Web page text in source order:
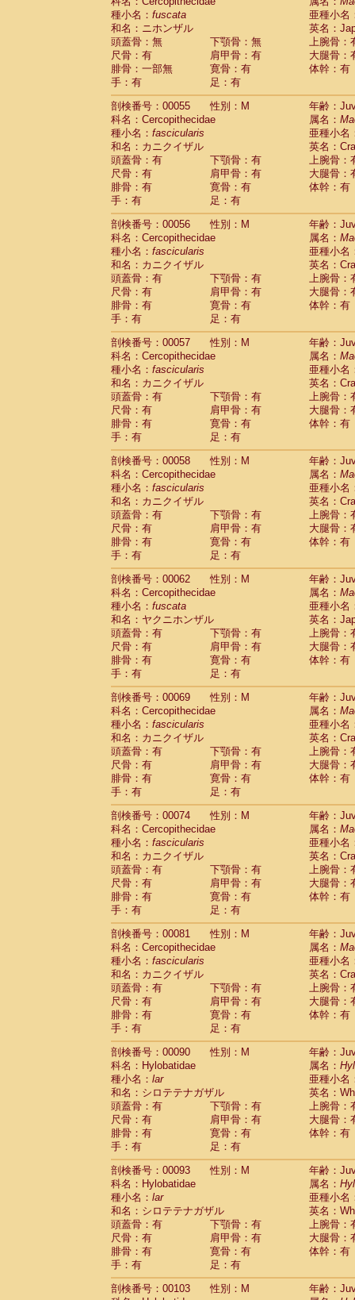
Cercopithecidae Macaca mulatta(47)
Cercopithecidae Macaca nemestrina(3)
Cercopithecidae Macaca nigra(1)
CercopithecidaeMacaca radiata(8)
CercopithecidaeMacaca silenus(1)
CercopithecidaeMacaca sinica (0)
CercopithecidaeMacaca sylvanus
CercopithecidaeMacaca thibetana (0)
Cercopithecidae Macaca tonkeana (0)
Cercopithecidae hybrid(1)
Cercopithecidae (0)
CercopithecidaeAllenopithecus
CercopithecidaeCercopithecus
CercopithecidaeCercopithecus
CercopithecidaeCercopithecus
CercopithecidaeCercopithecus diana
CercopithecidaeCercopithecus
Cercopithecidae
Cercopithecus
Cercopithecidae
Cercopithecus mitis
CercopithecidaeCercopithecus mitis
CercopithecidaeCercopithecus mitis
CercopithecidaeCercopithecus mona
CercopithecidaeCercopithecus
CercopithecidaeCercopithecus
CercopithecidaeCercopithecus
Cercopithecidae
Cercopithecusspp.(0)
Cercopithecidae
Chlorocebus
CercopithecidaeChlorocebus
CercopithecidaeErythrocebus patas
CercopithecidaeMiopithecus talapoin
CercopithecidaeCercopithecinae spp.
CercopithecidaeColobus angolensis
CercopithecidaeColobus guereza (0)
Cercopithecidae Colobus polykomos
Cercopithecidae Piliocolobus badius
Cercopithecidae Kasi senex vetulus(0)
CercopithecidaeKasi senex
CercopithecidaeNasalis larvatus(0)
CercopithecidaePresbytes
CercopithecidaePygathrix nemaeus
CercopithecidaeSemnopithecus
Cercopithecidae
Trachypithecus
Cercopithecidae
Trachypithecus
Cercopithecidae
Trachypithecus
CercopithecidaeTrachypithecus
CercopithecidaeColobinae spp.(0)
CercopithecidaePresbytesinaespp.(0)
CercopithecidaeCercopithecidae
HylobatidaeHoolock hoolock(0)
HylobatidaeHylobates agilis
HylobatidaeHylobates klossii (0)
Hylobatidae
HylobatidaeHylobates moloch(0)
Hylobatidae Hylobates muelleri(0)
HylobatidaeHylobates pileatus(2)
Hylobatidae Hylobates
HylobatidaeHylobateshybrid(0)
HylobatidaeNomascus concolor(0)
HylobatidaeSymphalangus
Hominidae
(0)
Hominidae
Hominidae Gorilla gorilla beringei(0)
Hominidae Gorilla gorilla gorilla(0)
Primates misc.(0)
Scandentia Dendrogale melanura
Scandentia Ptilocercus lowii
ScandentiaTupaia glis
Scandentia
Scandentia
種小名： fuscata
亜種小名
和名：ニホンザル
英名：
頭蓋骨：無
下顎骨：無
上腕骨：
尺骨：有
肩甲骨：有
大腿骨：
腓骨：一部無
寛骨：有
体幹：有
手：有
足：有
剖検番号：00055
性別：M
年齢：
科名：Cercopithecidae
属名：
種小名： fascicularis
亜種小名
和名：カニクイザル
英名：
頭蓋骨：有
下顎骨：有
上腕骨：
尺骨：有
肩甲骨：有
大腿骨：
腓骨：有
寛骨：有
体幹：有
手：有
足：有
剖検番号：00056
性別：M
年齢：
科名：Cercopithecidae
属名：
種小名： fascicularis
亜種小名
和名：カニクイザル
英名：
頭蓋骨：有
下顎骨：有
上腕骨：
尺骨：有
肩甲骨：有
大腿骨：
腓骨：有
寛骨：有
体幹：有
手：有
足：有
剖検番号：00057
性別：M
年齢：
科名：Cercopithecidae
属名：
種小名： fascicularis
亜種小名
和名：カニクイザル
英名：
頭蓋骨：有
下顎骨：有
上腕骨：
尺骨：有
肩甲骨：有
大腿骨：
腓骨：有
寛骨：有
体幹：有
手：有
足：有
剖検番号：00058
性別：M
年齢：
科名：Cercopithecidae
属名：
種小名： fascicularis
亜種小名
和名：カニクイザル
英名：
頭蓋骨：有
下顎骨：有
上腕骨：
尺骨：有
肩甲骨：有
大腿骨：
腓骨：有
寛骨：有
体幹：有
手：有
足：有
剖検番号：00062
性別：M
年齢：
科名：Cercopithecidae
属名：
種小名： fuscata
亜種小名
和名：ヤクニホンザル
英名：
頭蓋骨：有
下顎骨：有
上腕骨：
尺骨：有
肩甲骨：有
大腿骨：
腓骨：有
寛骨：有
体幹：有
手：有
足：有
剖検番号：00069
性別：M
年齢：
科名：Cercopithecidae
属名：
種小名： fascicularis
亜種小名
和名：カニクイザル
英名：
頭蓋骨：有
下顎骨：有
上腕骨：
尺骨：有
肩甲骨：有
大腿骨：
腓骨：有
寛骨：有
体幹：有
手：有
足：有
剖検番号：00074
性別：M
年齢：
科名：Cercopithecidae
属名：
種小名： fascicularis
亜種小名
和名：カニクイザル
英名：
頭蓋骨：有
下顎骨：有
上腕骨：
尺骨：有
肩甲骨：有
大腿骨：
腓骨：有
寛骨：有
体幹：有
手：有
足：有
剖検番号：00081
性別：M
年齢：
科名：Cercopithecidae
属名：
種小名： fascicularis
亜種小名
和名：カニクイザル
英名：
頭蓋骨：有
下顎骨：有
上腕骨：
尺骨：有
肩甲骨：有
大腿骨：
腓骨：有
寛骨：有
体幹：有
手：有
足：有
剖検番号：00090
性別：M
年齢：
科名：Hylobatidae
属名：
種小名： lar
亜種小名
和名：シロテテナガザル
英名：
頭蓋骨：有
下顎骨：有
上腕骨：
尺骨：有
肩甲骨：有
大腿骨：
腓骨：有
寛骨：有
体幹：有
手：有
足：有
剖検番号：00093
性別：M
年齢：
科名：Hylobatidae
属名：
種小名： lar
亜種小名
和名：シロテテナガザル
英名：
頭蓋骨：有
下顎骨：有
上腕骨：
尺骨：有
肩甲骨：有
大腿骨：
腓骨：有
寛骨：有
体幹：有
手：有
足：有
剖検番号：00103
性別：M
年齢：